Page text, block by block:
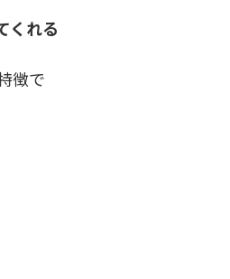
くれる
徴で